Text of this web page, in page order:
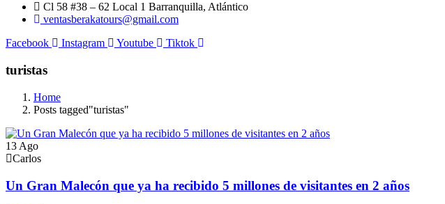
Cl 58 #38 – 62 Local 1 Barranquilla, Atlántico
ventasberakatours@gmail.com
Facebook
Instagram Youtube Tiktok
turistas
Home
Posts tagged"turistas"
13 Ago
Carlos
Un Gran Malecón que ya ha recibido 5 millones de visitantes en 2 años